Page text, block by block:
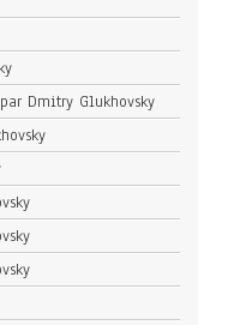
Dmitry Glukhovsky